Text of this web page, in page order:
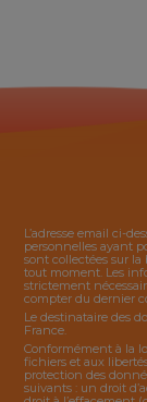
L’adresse email ci-
personnelles ayant
sont collectées sur
tout moment. Les
strictement
compter du dernier
Le destinataire des
France.
Conformément à la
fichiers et aux
protection des
suivants : un droit